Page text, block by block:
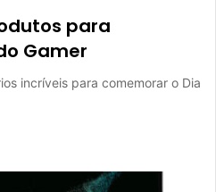
para
Gamer
incríveis para comemorar o Dia